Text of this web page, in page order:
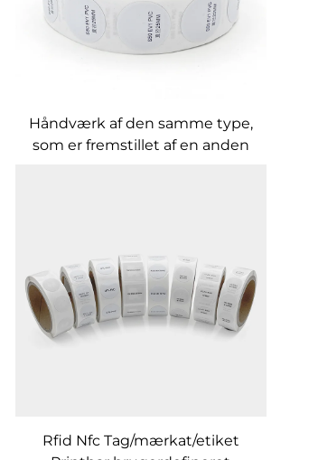
Håndværk af den samme type,
som er fremstillet af en anden
Rfid Nfc Tag/mærkat/etiket